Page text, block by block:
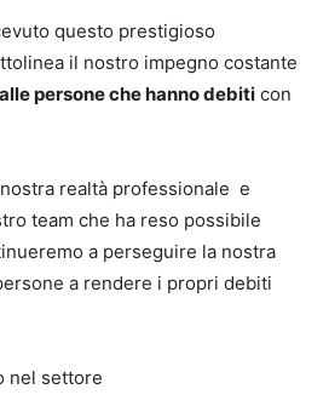
questo prestigioso
il nostro impegno costante
persone che hanno debiti con
realtà professionale e
team che ha reso possibile
a perseguire la nostra
a rendere i propri debiti
nel settore